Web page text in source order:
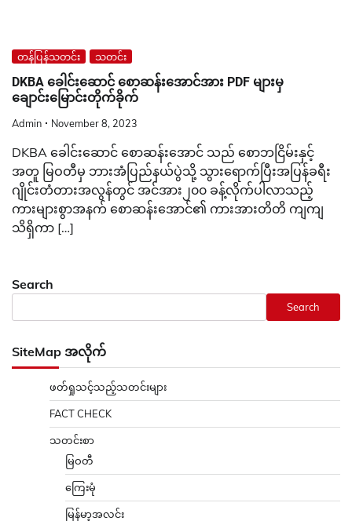
တန်ပြန်သတင်း သတင်း
DKBA ခေါင်းဆောင် စောဆန်းအောင်အား PDF များမှ
ချောင်းမြောင်းတိုက်ခိုက်
Admin November 8, 2023
DKBA ခေါင်းဆောင် စောဆန်းအောင် သည် စောဘငြိမ်းနှင့်
အတူ မြဝတီမှ ဘားအံပြည်နယ်ပွဲသို့ သွားရောက်ပြီးအပြန်ခရီး
ဂျိုင်းတံတားအလွန်တွင် အင်အား၂၀၀ ခန့်လိုက်ပါလာသည့်
ကားများစွာအနက် စောဆန်းအောင်၏ ကားအားတိတိ ကျကျ
သိရှိကာ […]
Search
Search
SiteMap အလိုက်
ဖတ်ရှုသင့်သည့်သတင်းများ
FACT CHECK
သတင်းစာ
မြဝတီ
ကြေးမုံ
မြန်မာ့အလင်း